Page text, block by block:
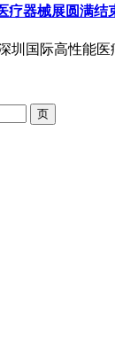
疗器械展圆满结
圳国际高性能